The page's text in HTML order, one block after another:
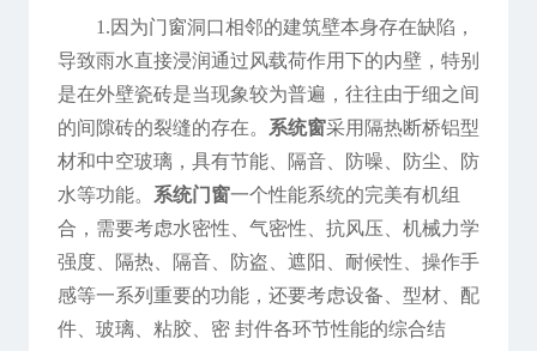
1.因为门窗洞口相邻的建筑壁本身存在缺陷，
导致雨水直接浸润通过风载荷作用下的内壁，特别
是在外壁瓷砖是当现象较为普遍，往往由于细之间
的间隙砖的裂缝的存在。
系统窗采用隔热断桥铝型
材和中空玻璃，具有节能、隔音、防噪、防尘、防
水等功能。
系统门窗一个性能系统的完美有机组
合，需要考虑水密性、气密性、抗风压、机械力学
强度、隔热、隔音、防盗、遮阳、耐候性、操作手
感等一系列重要的功能，还要考虑设备、型材、配
件、玻璃、粘胶、密 封件各环节性能的综合结